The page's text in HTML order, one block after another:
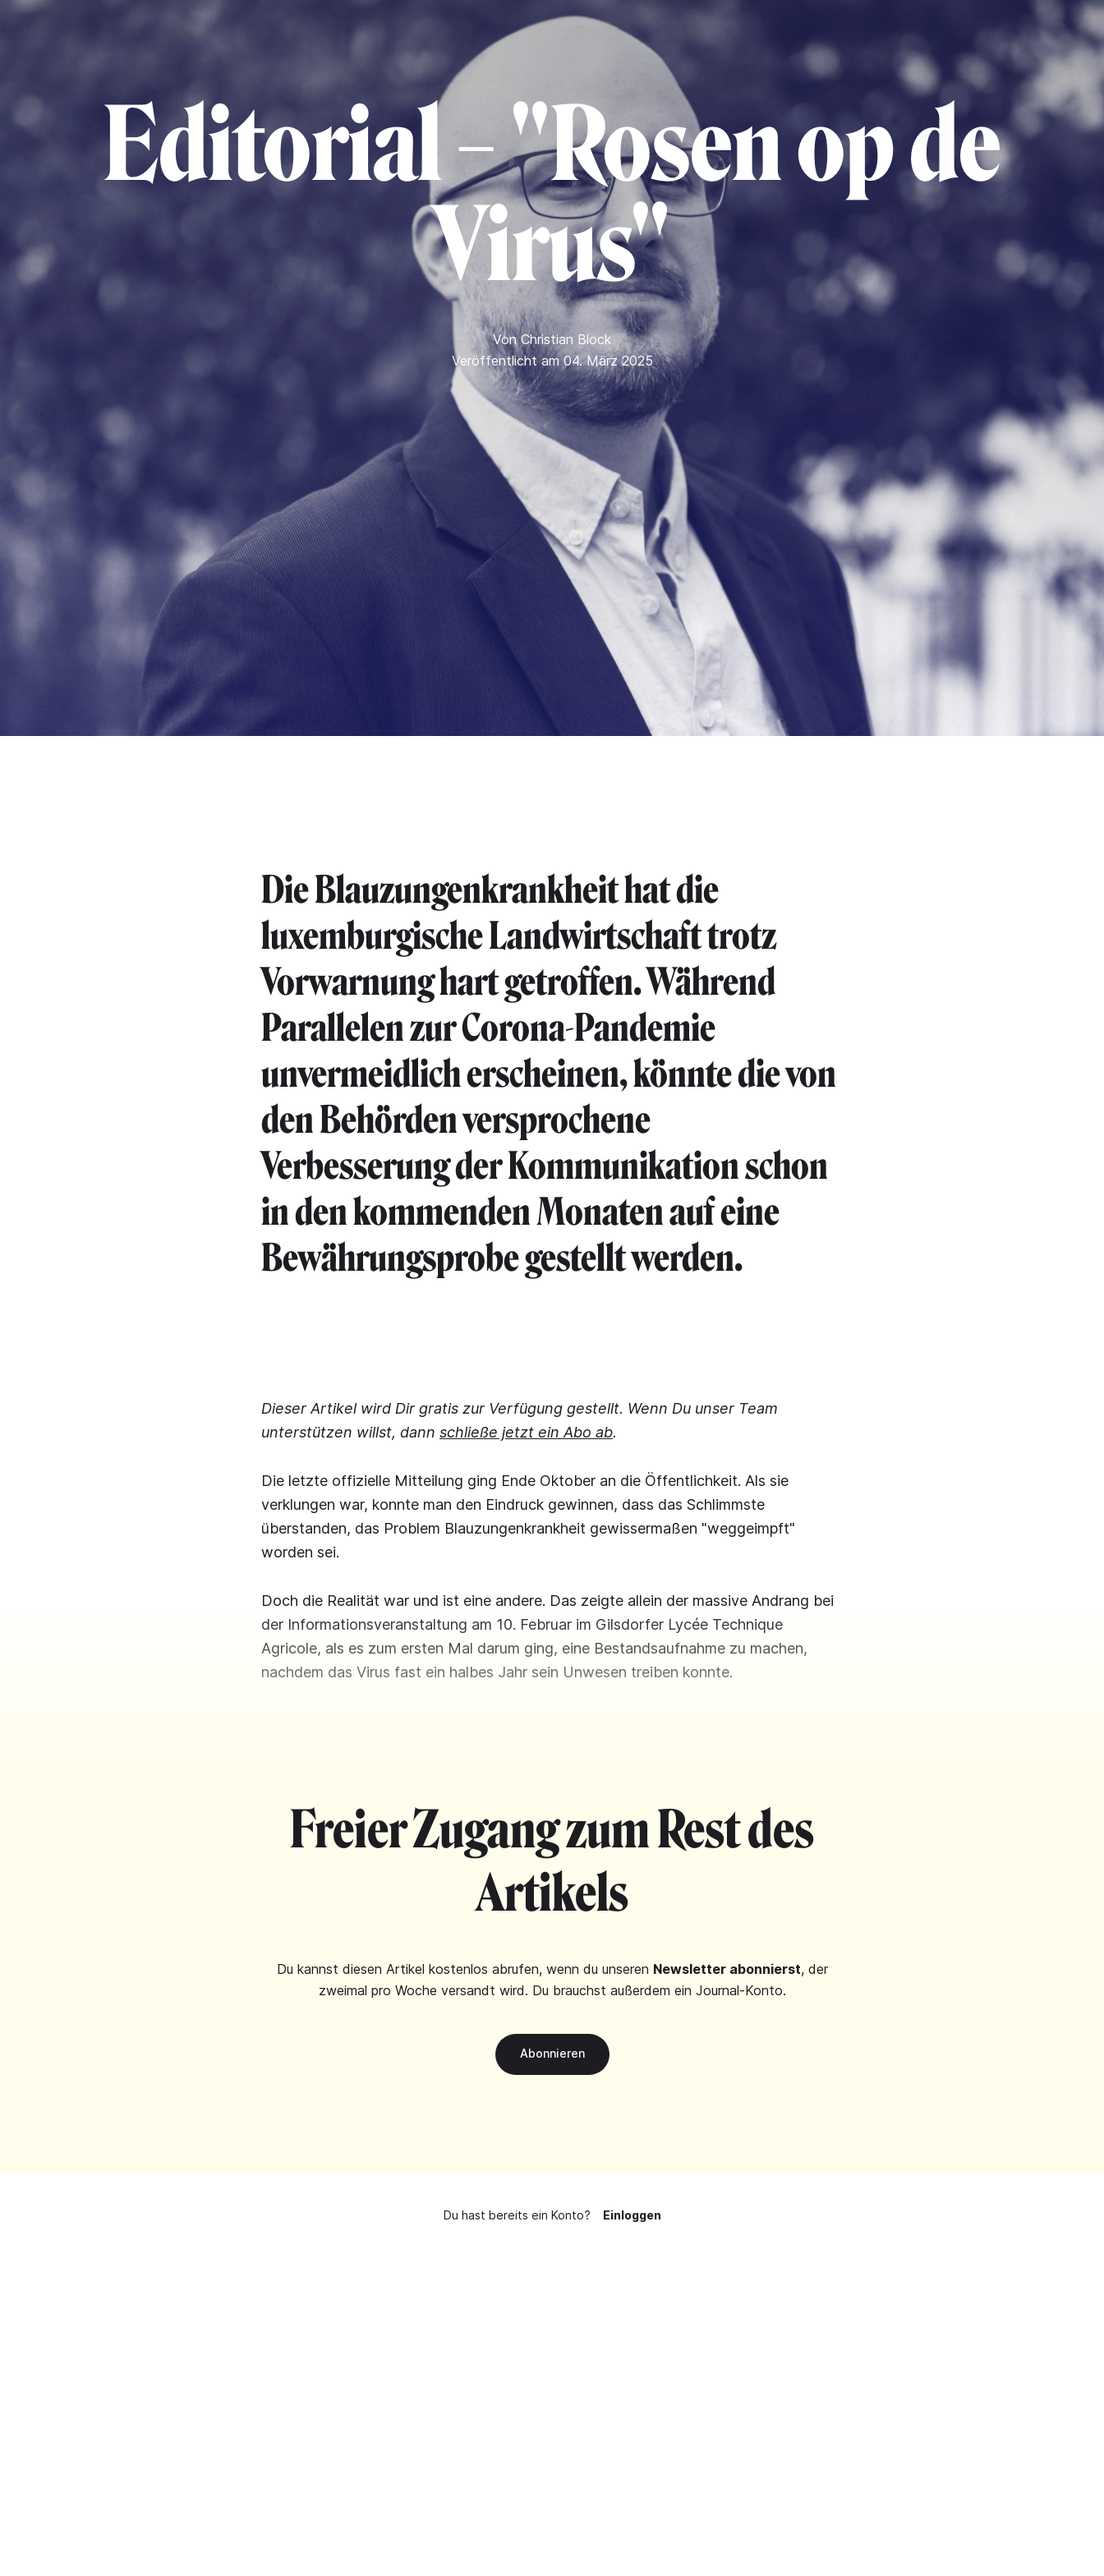
Editorial – "Rosen op de
Virus"
VonChristian Block
Veröffentlicht am 04. März 2025
Die Blauzungenkrankheit hat die
luxemburgische Landwirtschaft trotz
Vorwarnung hart getroffen. Während
Parallelen zur Corona-Pandemie
unvermeidlich erscheinen, könnte die von
den Behörden versprochene
Verbesserung der Kommunikation schon
in den kommenden Monaten auf eine
Bewährungsprobe gestellt werden.
Dieser Artikel wird Dir gratis zur Verfügung gestellt. Wenn Du unser Team
unterstützen willst, dann schließe jetzt ein Abo ab.
Die letzte offizielle Mitteilung ging Ende Oktober an die Öffentlichkeit. Als sie
verklungen war, konnte man den Eindruck gewinnen, dass das Schlimmste
überstanden, das Problem Blauzungenkrankheit gewissermaßen "weggeimpft"
worden sei.
Doch die Realität war und ist eine andere. Das zeigte allein der massive Andrang bei
der Informationsveranstaltung am 10. Februar im Gilsdorfer Lycée Technique
Agricole, als es zum ersten Mal darum ging, eine Bestandsaufnahme zu machen,
nachdem das Virus fast ein halbes Jahr sein Unwesen treiben konnte.
Freier Zugang zum Rest des
Artikels
Du kannst diesen Artikel kostenlos abrufen, wenn du unseren Newsletter abonnierst, der
zweimal pro Woche versandt wird. Du brauchst außerdem ein Journal-Konto.
Abonnieren
Du hast bereits ein Konto? Einloggen